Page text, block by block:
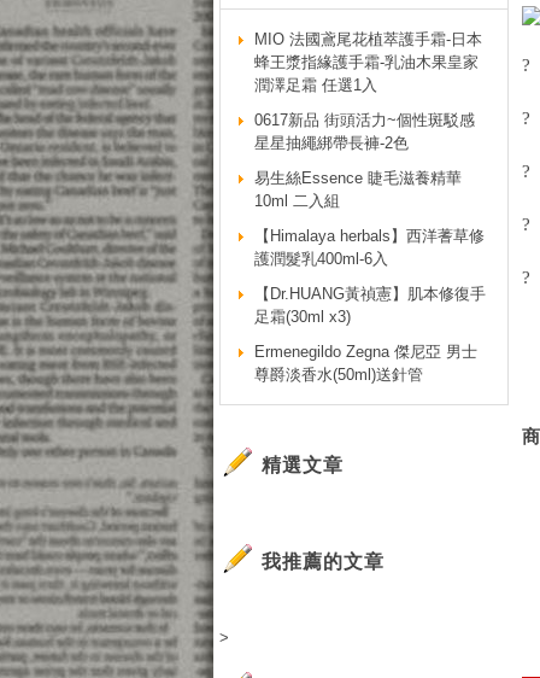
?
?
?
?
?
MIO 法國鳶尾花植萃護手霜-日本
蜂王漿指緣護手霜-乳油木果皇家
潤澤足霜 任選1入
0617新品 街頭活力~個性斑駁感
星星抽繩綁帶長褲-2色
易生絲Essence 睫毛滋養精華
10ml 二入組
【Himalaya herbals】西洋蓍草修
護潤髮乳400ml-6入
【Dr.HUANG黃禎憲】肌本修復手
足霜(30ml x3)
Ermenegildo Zegna 傑尼亞 男士
尊爵淡香水(50ml)送針管
精選文章
我推薦的文章
>